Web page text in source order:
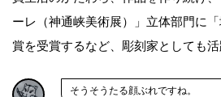
ーレ（神通峡美術展）」立体部門に
賞を受賞するなど、彫刻家としても活
そうそうたる顔ぶれですね。